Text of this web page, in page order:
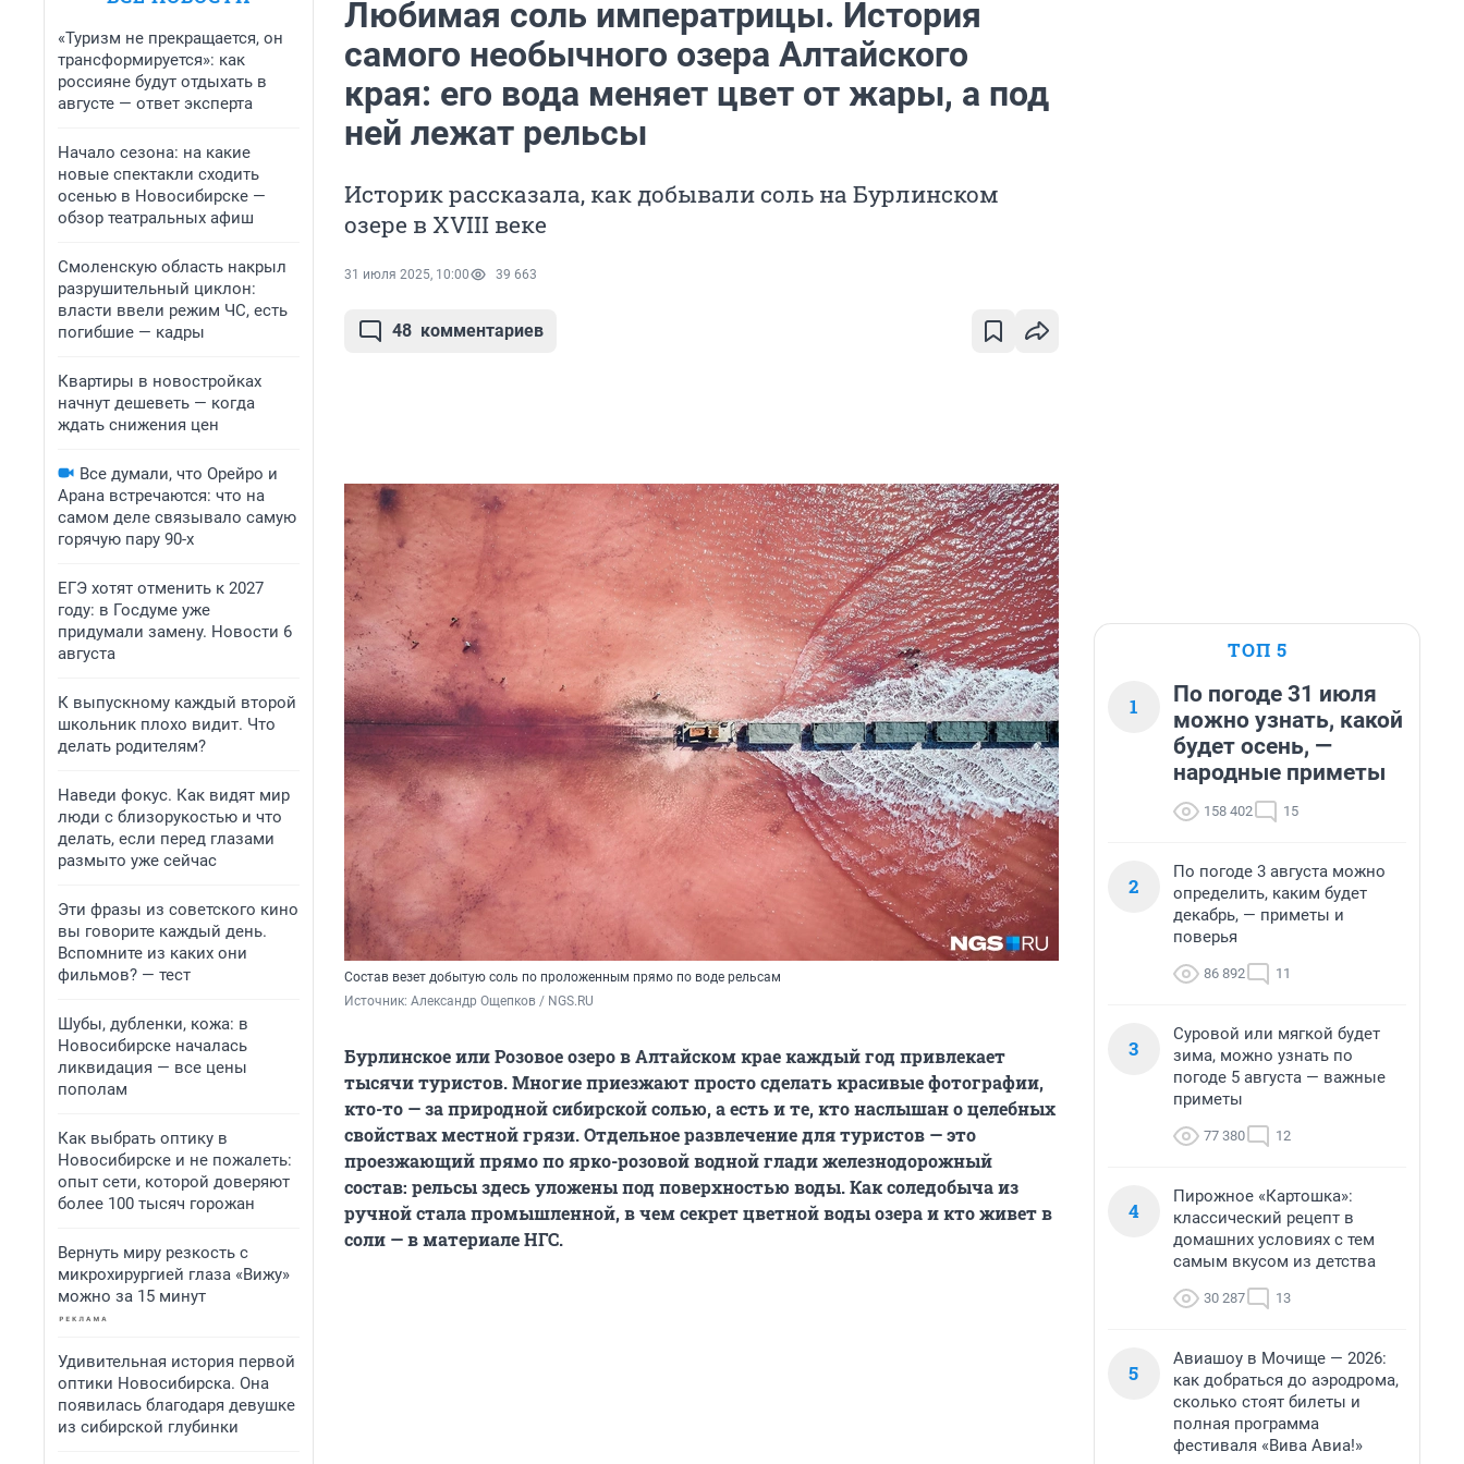
«Туризм не прекращается, он
трансформируется»: как
россияне будут отдыхать в
августе — ответ эксперта
Начало сезона: на какие
новые спектакли сходить
осенью в Новосибирске —
обзор театральных афиш
Смоленскую область накрыл
разрушительный циклон:
власти ввели режим ЧС, есть
погибшие — кадры
Квартиры в новостройках
начнут дешеветь — когда
ждать снижения цен
Все думали, что Орейро и
Арана встречаются: что на
самом деле связывало самую
горячую пару 90-х
ЕГЭ хотят отменить к 2027
году: в Госдуме уже
придумали замену. Новости 6
августа
К выпускному каждый второй
школьник плохо видит. Что
делать родителям?
Наведи фокус. Как видят мир
люди с близорукостью и что
делать, если перед глазами
размыто уже сейчас
Эти фразы из советского кино
вы говорите каждый день.
Вспомните из каких они
фильмов? — тест
Шубы, дубленки, кожа: в
Новосибирске началась
ликвидация — все цены
пополам
Как выбрать оптику в
Новосибирске и не пожалеть:
опыт сети, которой доверяют
более 100 тысяч горожан
Вернуть миру резкость с
микрохирургией глаза «Вижу»
можно за 15 минут
Удивительная история первой
оптики Новосибирска. Она
появилась благодаря девушке
из сибирской глубинки
Любимая соль императрицы. История
самого необычного озера Алтайского
края: его вода меняет цвет от жары, а под
ней лежат рельсы
Историк рассказала, как добывали соль на Бурлинском
озере в XVIII веке
31 июля 2025, 10:00 39 663
48 комментариев
Состав везет добытую соль по проложенным прямо по воде рельсам
Источник: Александр Ощепков / NGS.RU
Бурлинское или Розовое озеро в Алтайском крае каждый год привлекает
тысячи туристов. Многие приезжают просто сделать красивые фотографии,
кто-то — за природной сибирской солью, а есть и те, кто наслышан о целебных
свойствах местной грязи. Отдельное развлечение для туристов — это
проезжающий прямо по ярко-розовой водной глади железнодорожный
состав: рельсы здесь уложены под поверхностью воды. Как соледобыча из
ручной стала промышленной, в чем секрет цветной воды озера и кто живет в
соли — в материале НГС.
ТОП 5
1
По погоде 31 июля
можно узнать, какой
будет осень, —
народные приметы
158 402 15
2
По погоде 3 августа можно
определить, каким будет
декабрь, — приметы и
поверья
86 892 11
3
Суровой или мягкой будет
зима, можно узнать по
погоде 5 августа — важные
приметы
77 380 12
4
Пирожное «Картошка»:
классический рецепт в
домашних условиях с тем
самым вкусом из детства
30 287 13
5
Авиашоу в Мочище — 2026:
как добраться до аэродрома,
сколько стоят билеты и
полная программа
фестиваля «Вива Авиа!»